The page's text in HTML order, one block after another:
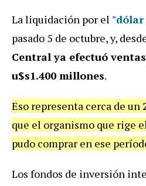
La liquidación por el "dólar
pasado 5 de octubre, y,
Central ya efectuó
u$s1.400 millones.
Eso representa cerca de un
que el organismo que rige
pudo comprar en ese
Los fondos de inversión